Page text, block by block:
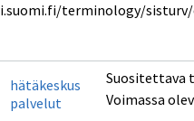
terminology/sisturv/
hätäkeskus
palvelut
Suositettava
Voimassa